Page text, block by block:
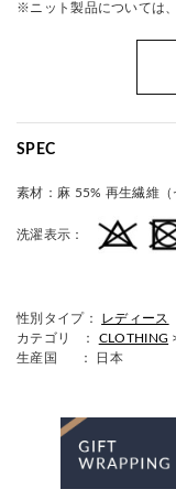
※ニット製品については
SPEC
素材： 麻 55% 再生繊維
洗濯表示：
性別タイプ： レディース
カテゴリ ： CLOTHING
生産国
： 日本